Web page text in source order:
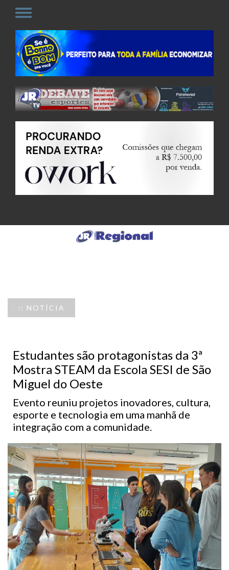
:: NOTÍCIA
Estudantes são protagonistas da 3ª
Mostra STEAM da Escola SESI de São
Miguel do Oeste
Evento reuniu projetos inovadores, cultura,
esporte e tecnologia em uma manhã de
integração com a comunidade.